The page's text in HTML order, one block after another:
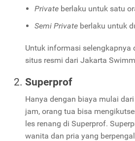
Private berlaku untuk satu
Semi Private berlaku untuk
Untuk informasi selengkapnya
situs resmi dari Jakarta
Superprof
Hanya dengan biaya mulai
jam, orang tua bisa
les renang di Superprof.
wanita dan pria yang